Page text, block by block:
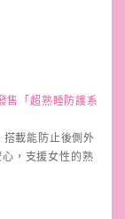
售「超熟睡防護系
載能防止後側外
，支援女性的熟